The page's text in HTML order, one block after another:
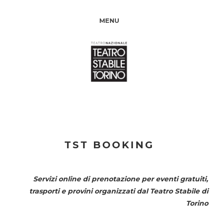
MENU
TST BOOKING
Servizi online di prenotazione per eventi gratuiti,
trasporti e provini organizzati dal Teatro Stabile di
Torino